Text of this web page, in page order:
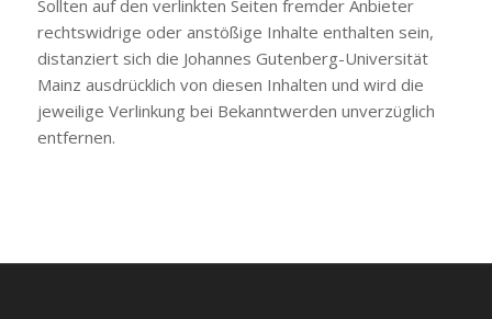
Sollten auf den verlinkten Seiten fremder Anbieter
rechtswidrige oder anstößige Inhalte enthalten sein,
distanziert sich die Johannes Gutenberg-Universität
Mainz ausdrücklich von diesen Inhalten und wird die
jeweilige Verlinkung bei Bekanntwerden unverzüglich
entfernen.